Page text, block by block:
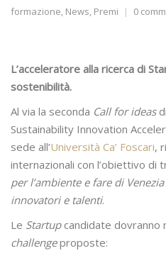
formazione News Premi 0
L’acceleratore alla ricerca di
sostenibilità.
Al via la seconda Call for ideas
Sustainability Innovation
sede all’Università Ca’ Foscari,
internazionali con l’obiettivo di
per l’ambiente e fare di
innovatori e talenti.
Le Startupcandidate dovranno
challengeproposte: